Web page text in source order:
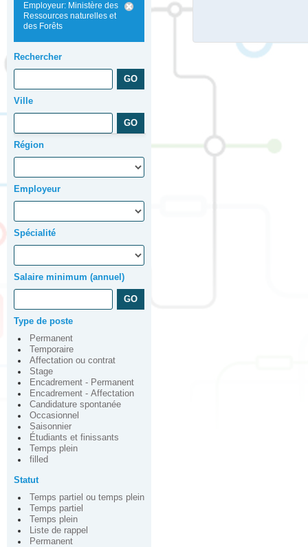
Employeur: Ministère des
Ressources naturelles et
des Forêts
Rechercher
Ville
Région
Employeur
Spécialité
Salaire minimum (annuel)
Type de poste
Permanent
Temporaire
Affectation ou contrat
Stage
Encadrement - Permanent
Encadrement - Affectation
Candidature spontanée
Occasionnel
Saisonnier
Étudiants et finissants
Temps plein
filled
Statut
Temps partiel ou temps plein
Temps partiel
Temps plein
Liste de rappel
Permanent